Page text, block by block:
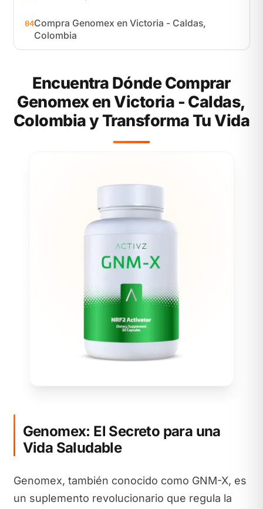
04Compra Genomex en Victoria - Caldas,
Colombia
Encuentra Dónde Comprar
Genomex en Victoria - Caldas,
Colombia y Transforma Tu Vida
Genomex: El Secreto para una
Vida Saludable
Genomex, también conocido como GNM-X, es
un suplemento revolucionario que regula la